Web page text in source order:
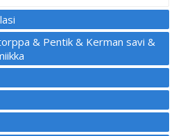
& Pentik & Kerman savi &